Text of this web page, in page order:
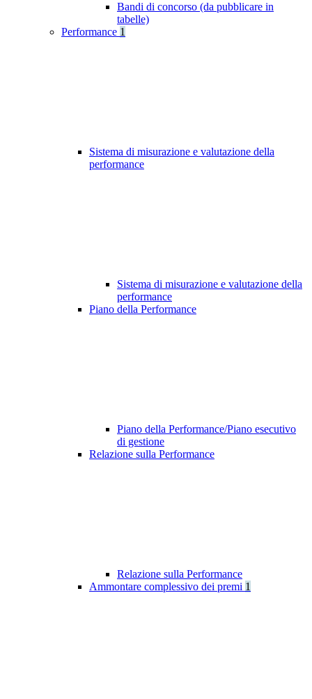
Bandi di concorso (da pubblicare in
tabelle)
Performance 1
Sistema di misurazione e valutazione della
performance
Sistema di misurazione e valutazione della
performance
Piano della Performance
Piano della Performance/Piano esecutivo
di gestione
Relazione sulla Performance
Relazione sulla Performance
Ammontare complessivo dei premi 1